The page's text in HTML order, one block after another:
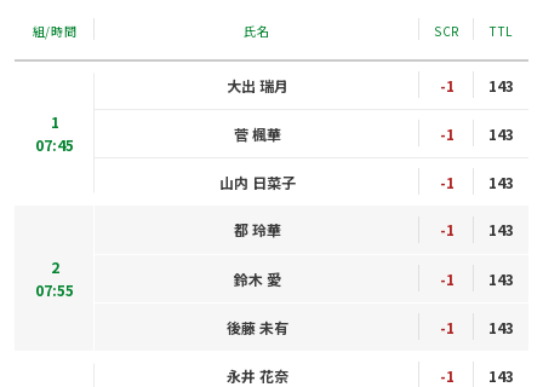
組/時間 氏名 SCR TTL
1
07:45
大出 瑞月 -1 143
菅 楓華 -1 143
山内 日菜子 -1 143
2
07:55
都 玲華 -1 143
鈴木 愛 -1 143
後藤 未有 -1 143
永井 花奈 -1 143